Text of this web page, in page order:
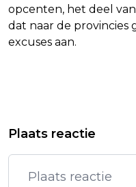
opcenten, het deel
dat naar de provincies
excuses aan.
MET NIEUWE
SON MIEUX
CLUBTOUR
Plaats reactie